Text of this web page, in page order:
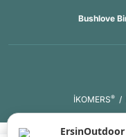
Bushlove
İKOMERS® /
ErsinOutdoor